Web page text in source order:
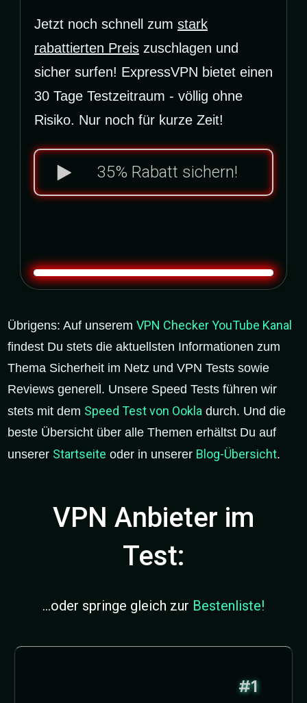
Jetzt noch schnell zum stark
rabattierten Preis zuschlagen und
sicher surfen! ExpressVPN bietet einen
30 Tage Testzeitraum - völlig ohne
Risiko. Nur noch für kurze Zeit!
35% Rabatt sichern!
Übrigens: Auf unserem VPN Checker YouTube Kanal
findest Du stets die aktuellsten Informationen zum
Thema Sicherheit im Netz und VPN Tests sowie
Reviews generell. Unsere Speed Tests führen wir
stets mit dem Speed Test von Ookla durch. Und die
beste Übersicht über alle Themen erhältst Du auf
unserer Startseite oder in unserer Blog-Übersicht.
VPN Anbieter im
Test:
...oder springe gleich zur Bestenliste!
#1